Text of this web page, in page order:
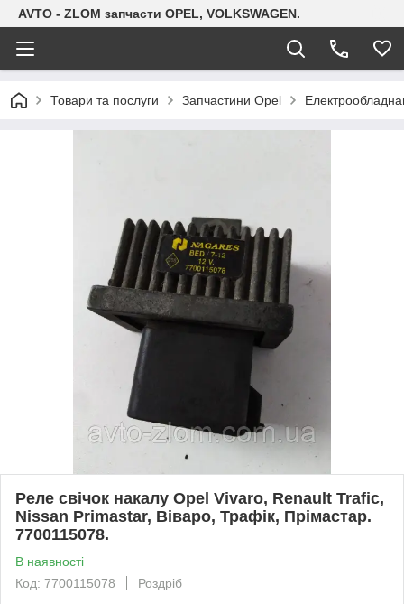
AVTO - ZLOM запчасти OPEL, VOLKSWAGEN.
Товари та послуги Запчастини Opel
Реле свічок накалу Opel Vivaro, Renault Trafic,
Nissan Primastar, Віваро, Трафік, Прімастар.
7700115078.
В наявності
Код: 7700115078
Роздріб